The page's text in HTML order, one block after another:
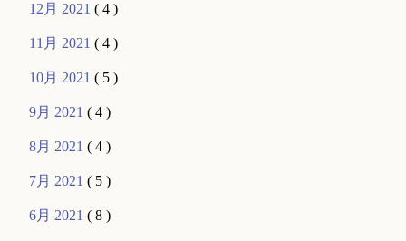
12月 2021( 4 )
11月 2021( 4 )
10月 2021( 5 )
9月 2021( 4 )
8月 2021( 4 )
7月 2021( 5 )
6月 2021( 8 )